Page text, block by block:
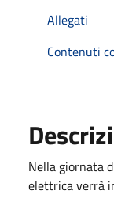
Allegati
Contenuti
Nella giornata
elettrica verrà